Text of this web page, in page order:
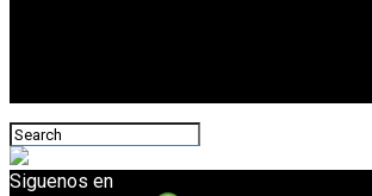
Siguenos en